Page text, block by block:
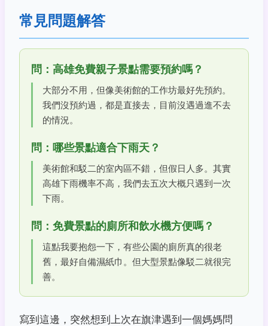
常見問題解答
問：高雄免費親子景點需要預約嗎？
大部分不用，但像美術館的工作坊最好先預約。
我們沒預約過，都是直接去，目前沒遇過進不去
的情況。
問：哪些景點適合下雨天？
美術館和駁二的室內區不錯，但假日人多。其實
高雄下雨機率不高，我們去五次大概只遇到一次
下雨。
問：免費景點的廁所和飲水機方便嗎？
這點我要抱怨一下，有些公園的廁所真的很老
舊，最好自備濕紙巾。但大型景點像駁二就很完
善。
寫到這邊，突然想到上次在旗津遇到一個媽媽問